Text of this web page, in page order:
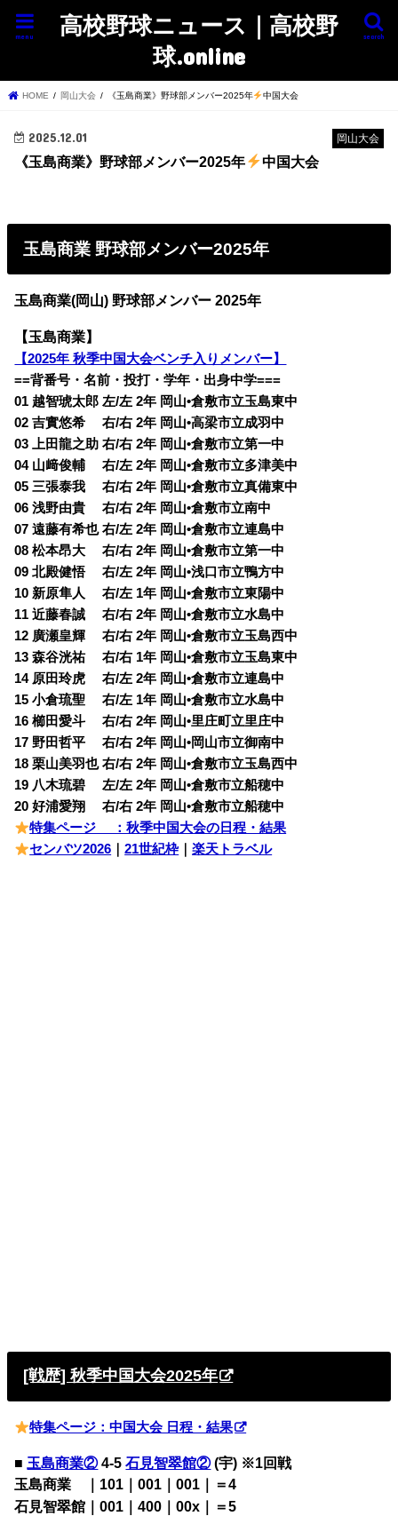
高校野球ニュース｜高校野
球.online
search
menu
HOME 岡山大会 《玉島商業》野球部メンバー2025年 中国大会
岡山大会
2025.12.01
《玉島商業》野球部メンバー2025年 中国大会
玉島商業 野球部メンバー2025年
玉島商業(岡山) 野球部メンバー 2025年
【玉島商業】
【2025年 秋季中国大会ベンチ入りメンバー】
==背番号・名前・投打・学年・出身中学===
01 越智琥太郎 左/左 2年 岡山•倉敷市立玉島東中
02 吉實悠希 右/右 2年 岡山•高梁市立成羽中
03 上田龍之助 右/右 2年 岡山•倉敷市立第一中
04 山﨑俊輔 右/左 2年 岡山•倉敷市立多津美中
05 三張泰我 右/右 2年 岡山•倉敷市立真備東中
06 浅野由貴 右/右 2年 岡山•倉敷市立南中
07 遠藤有希也 右/左 2年 岡山•倉敷市立連島中
08 松本昂大 右/右 2年 岡山•倉敷市立第一中
09 北殿健悟 右/左 2年 岡山•浅口市立鴨方中
10 新原隼人 右/左 1年 岡山•倉敷市立東陽中
11 近藤春誠 右/右 2年 岡山•倉敷市立水島中
12 廣瀬皇輝 右/右 2年 岡山•倉敷市立玉島西中
13 森谷洸祐 右/右 1年 岡山•倉敷市立玉島東中
14 原田玲虎 右/左 2年 岡山•倉敷市立連島中
15 小倉琉聖 右/左 1年 岡山•倉敷市立水島中
16 櫛田愛斗 右/右 2年 岡山•里庄町立里庄中
17 野田哲平 右/右 2年 岡山•岡山市立御南中
18 栗山美羽也 右/右 2年 岡山•倉敷市立玉島西中
19 八木琉碧 左/左 2年 岡山•倉敷市立船穂中
20 好浦愛翔 右/右 2年 岡山•倉敷市立船穂中
特集ページ ：秋季中国大会の日程・結果
センバツ2026 ｜21世紀枠｜楽天トラベル
[戦歴] 秋季中国大会2025年
特集ページ：中国大会 日程・結果
■ 玉島商業②4-5石見智翠館②(宇) ※1回戦
玉島商業 ｜101｜001｜001｜＝4
石見智翠館｜001｜400｜00x｜＝5